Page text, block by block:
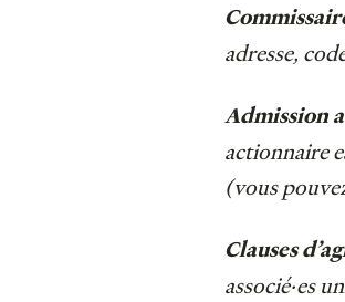
adresse,
Admission
actionnaire
(vous
Clauses
associé·es